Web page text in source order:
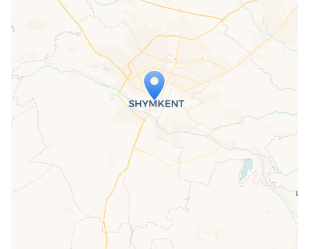
Travelers' Map wird geladen …
Wenn du dies siehst, nachdem deine
Seite vollständig geladen wurde,
fehlen leafletJS-Dateien.